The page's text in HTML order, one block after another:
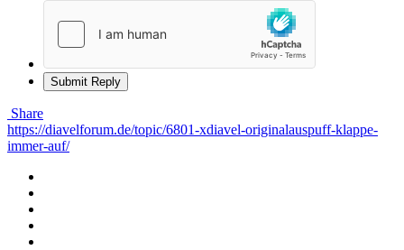
Submit Reply
Share
https://diavelforum.de/topic/6801-xdiavel-originalauspuff-klappe-
immer-auf/